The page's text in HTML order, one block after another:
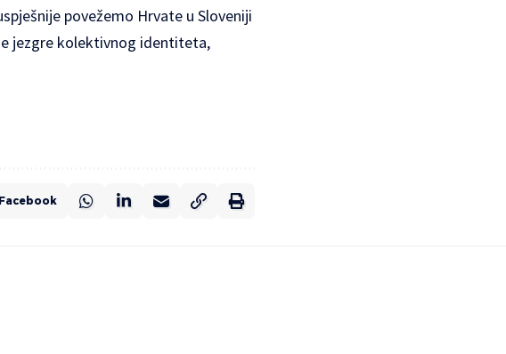
povežemo Hrvate u Sloveniji
jezgre kolektivnog identiteta,
Facebook